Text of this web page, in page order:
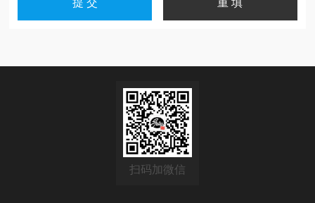
扫码加微信